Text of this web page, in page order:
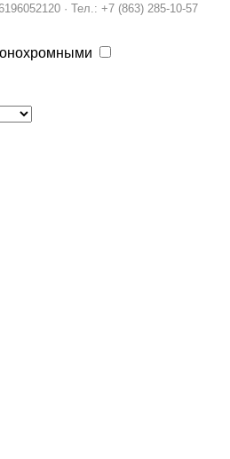
· Тел.: +7 (863) 285-10-57